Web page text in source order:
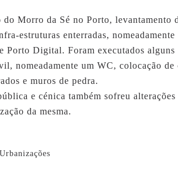
do Morro da Sé no Porto, levantamento
estruturas enterradas,
Porto Digital. Foram executados alguns
nomeadamente um WC, colocação de
e muros de pedra.
e cénica também sofreu
da mesma.